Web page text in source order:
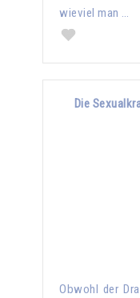
wieviel man …
Die
Obwohl der